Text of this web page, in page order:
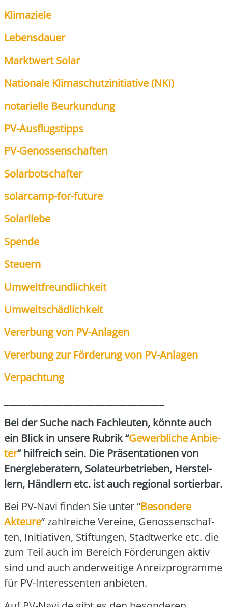
Kli­ma­zie­le
Lebens­dau­er
Markt­wert Solar
Natio­na­le Kli­ma­schutz­in­itia­ti­ve (NKI)
nota­ri­el­le Beur­kun­dung
PV-Aus­flugs­tipps
PV-Genos­sen­schaf­ten
Solar­bot­schaf­ter
sol­ar­camp-for-future
Solar­lie­be
Spen­de
Steu­ern
Umwelt­freund­lich­keit
Umwelt­schäd­lich­keit
Ver­er­bung von PV-Anla­gen
Ver­er­bung zur För­de­rung von PV-Anla­gen
Ver­pach­tung
Bei der Suche nach Fach­leu­ten, könn­te auch
ein Blick in unse­re Rubrik “Gewerb­li­che Anbie­
ter” hilf­reich sein. Die Prä­sen­ta­tio­nen von
Ener­gie­be­ra­tern, Sola­teur­be­trie­ben, Her­stel­
lern, Händ­lern etc. ist auch regio­nal sor­tier­bar.
Bei PV-Navi fin­den Sie unter “Beson­de­re
Akteure” zahl­rei­che Ver­ei­ne, Genos­sen­schaf­
ten, Initia­ti­ven, Stif­tun­gen, Stadt­wer­ke etc. die
zum Teil auch im Bereich För­de­run­gen aktiv
sind und auch ander­wei­ti­ge Anreiz­pro­gram­me
für PV-Inter­es­sen­ten anbie­ten.